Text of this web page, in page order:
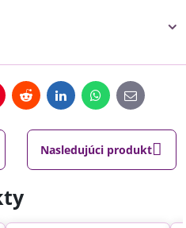
RedditLinkedInWhatsApp
E-
mail
Nasledujúci produkt